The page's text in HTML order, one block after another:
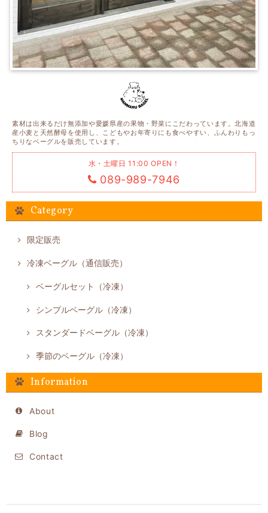
素材は出来るだけ無添加や愛媛県産の果物・野菜にこだわっています。北海道
産小麦と天然酵母を使用し、こどもやお年寄りにも食べやすい、ふんわりもっ
ちりなベーグルを販売しています。
水・土曜日 11:00 OPEN！
089-989-7946
Category
限定販売
冷凍ベーグル（通信販売）
ベーグルセット（冷凍）
シンプルベーグル（冷凍）
スタンダードベーグル（冷凍）
季節のベーグル（冷凍）
Information
About
Blog
Contact